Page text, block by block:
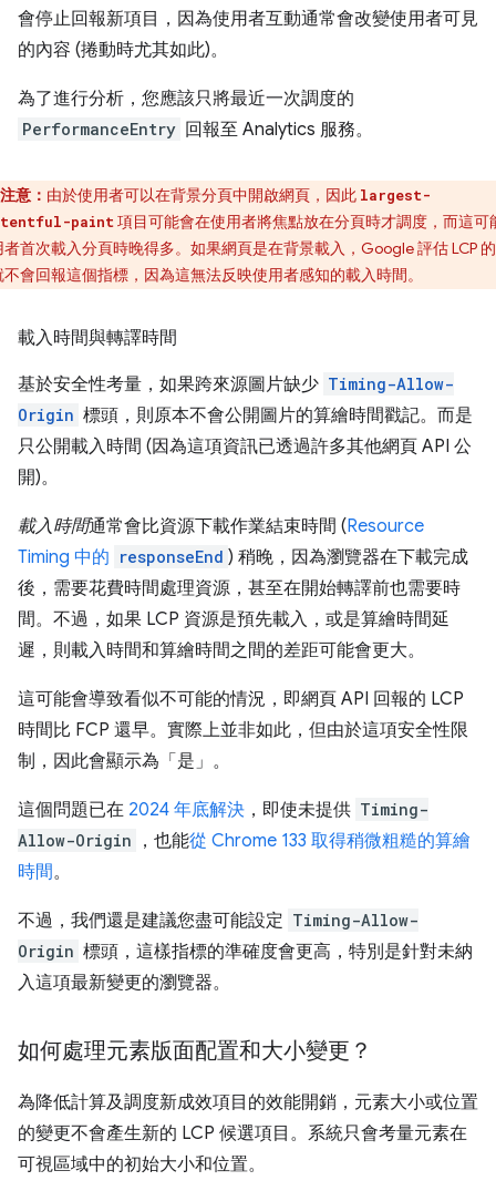
會停止回報新項目，因為使用者互動通常會改變使用者可見
的內容 (捲動時尤其如此)。
為了進行分析，您應該只將最近一次調度的
PerformanceEntry 回報至 Analytics 服務。
注意： 由於使用者可以在背景分頁中開啟網頁，因此 largest-
paint 項目可能會在使用者將焦點放在分頁時才調度，而這可
者首次載入分頁時晚得多。如果網頁是在背景載入，Google 評估 LCP
不會回報這個指標，因為這無法反映使用者感知的載入時間。
載入時間與轉譯時間
基於安全性考量，如果跨來源圖片缺少 Timing-Allow-
Origin 標頭，則原本不會公開圖片的算繪時間戳記。而是
只公開載入時間 (因為這項資訊已透過許多其他網頁 API 公
開)。
載入時間通常會比資源下載作業結束時間 (Resource
Timing 中的 responseEnd ) 稍晚，因為瀏覽器在下載完成
後，需要花費時間處理資源，甚至在開始轉譯前也需要時
間。不過，如果 LCP 資源是預先載入，或是算繪時間延
遲，則載入時間和算繪時間之間的差距可能會更大。
這可能會導致看似不可能的情況，即網頁 API 回報的 LCP
時間比 FCP 還早。實際上並非如此，但由於這項安全性限
制，因此會顯示為「是」。
這個問題已在 2024 年底解決 ，即使未提供 Timing-
Allow-Origin
，也能從 Chrome 133 取得稍微粗糙的算繪
時間。
不過，我們還是建議您盡可能設定 Timing-Allow-
Origin 標頭，這樣指標的準確度會更高，特別是針對未納
入這項最新變更的瀏覽器。
如何處理元素版面配置和大小變更？
為降低計算及調度新成效項目的效能開銷，元素大小或位置
的變更不會產生新的 LCP 候選項目。系統只會考量元素在
可視區域中的初始大小和位置。